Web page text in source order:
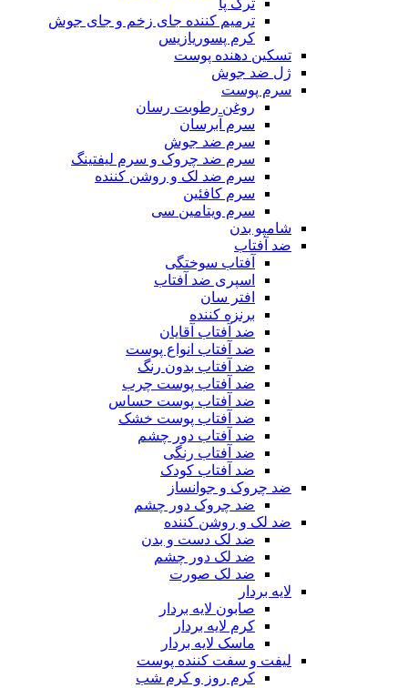
ترمیم کننده جای زخم و جای جوش
کرم پسوریازیس
تسکین دهنده پوست
ژل ضد جوش
سرم پوست
روغن رطوبت رسان
سرم آبرسان
سرم ضد جوش
سرم ضد چروک و سرم لیفتینگ
سرم ضد لک و روشن کننده
سرم کافئین
سرم ویتامین سی
شامپو بدن
آفتاب سوختگی
اسپری ضد آفتاب
برنزه کننده
ضد آفتاب آقایان
ضد آفتاب انواع پوست
ضد آفتاب بدون رنگ
ضد آفتاب پوست چرب
ضد آفتاب پوست حساس
ضد آفتاب پوست خشک
ضد آفتاب دور چشم
ضد آفتاب رنگی
ضد آفتاب کودک
ضد چروک و جوانساز
ضد چروک دور چشم
ضد لک و روشن کننده
ضد لک دست و بدن
ضد لک دور چشم
ضد لک صورت
صابون لایه بردار
کرم لایه بردار
ماسک لایه بردار
لیفت و سفت کننده پوست
کرم روز و کرم شب